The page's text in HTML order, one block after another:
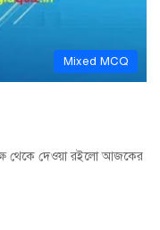
Mixed MCQ
থেকে দেওয়া রইলো আজকের